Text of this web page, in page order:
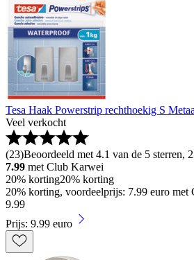
Tesa Haak Powerstrip rechthoekig S
Veel verkocht
(23)Beoordeeld met 4.1 van de 5 sterren,
7.99 met Club Karwei
20% korting20% korting
20% korting, voordeelprijs: 7.99 euro met
9.99
Prijs: 9.99 euro